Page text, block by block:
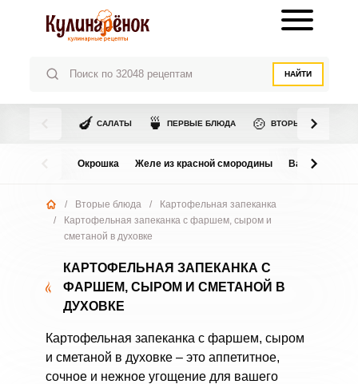
НАЙТИ
🍆 САЛАТЫ 🍵 ПЕРВЫЕ БЛЮДА 🍲 ВТОРЫЕ БЛЮДА
Окрошка Желе из красной смородины Варенье из
/ Вторые блюда /
Картофельная запеканка
/
Картофельная запеканка с фаршем, сыром и
сметаной в духовке
КАРТОФЕЛЬНАЯ ЗАПЕКАНКА С
ФАРШЕМ, СЫРОМ И СМЕТАНОЙ В
ДУХОВКЕ
Картофельная запеканка с фаршем, сыром
и сметаной в духовке – это аппетитное,
сочное и нежное угощение для вашего